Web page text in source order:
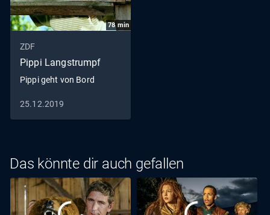
78min
ZDF
Pippi Langstrumpf
Pippi geht von Bord
25.12.2019
Das könnte dir auch gefallen